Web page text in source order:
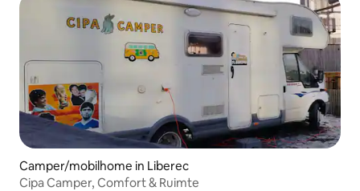
Camper/mobilhome in Liberec
Cipa Camper, Comfort & Ruimte